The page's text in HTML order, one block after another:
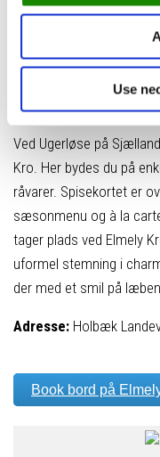
Use
Book bord på Naes
7. Elmely Kro
Ved Ugerløse på
Kro. Her bydes du på
råvarer. Spisekortet er
sæsonmenu og à la
tager plads ved Elmely
uformel stemning i
der med et smil på
Adresse: Holbæk
Book bord på